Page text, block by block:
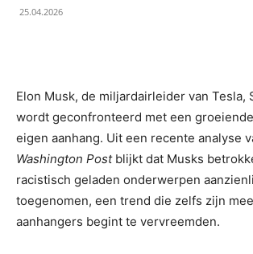
25.04.2026
Elon Musk, de miljardairleider van Tesla,
wordt geconfronteerd met een
eigen aanhang. Uit een recente analyse
Washington Postblijkt dat Musks
racistisch geladen onderwerpen
toegenomen, een trend die zelfs zijn
aanhangers begint te vervreemden.